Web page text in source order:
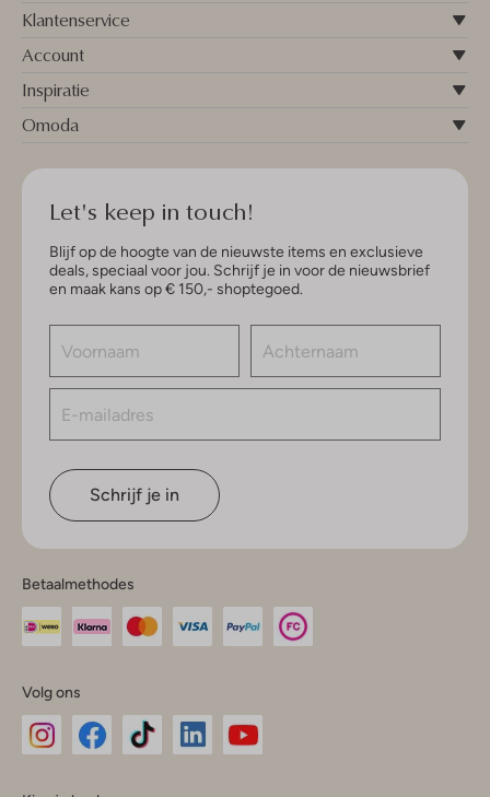
Klantenservice
Account
Inspiratie
Omoda
Let's keep in touch!
Blijf op de hoogte van de nieuwste items en exclusieve
deals, speciaal voor jou. Schrijf je in voor de nieuwsbrief
en maak kans op € 150,- shoptegoed.
Schrijf je in
Betaalmethodes
Volg ons